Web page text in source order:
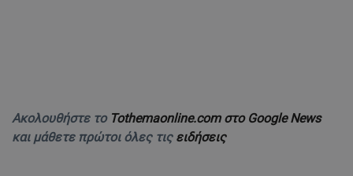
Ακολουθήστε το Tothemaonline.com στο Google News
και μάθετε πρώτοι όλες τις ειδήσεις